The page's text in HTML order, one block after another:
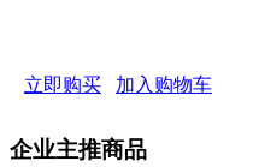
立即购买 加入购物车
企业主推商品